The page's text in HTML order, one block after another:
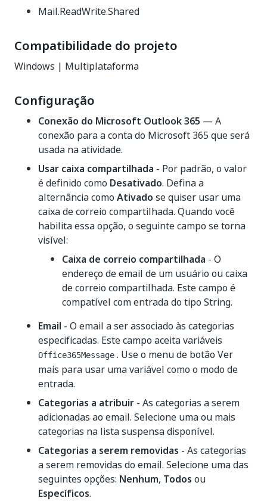
Mail.ReadWrite.Shared
Compatibilidade do projeto
Windows | Multiplataforma
Configuração
Conexão do Microsoft Outlook 365 — A
conexão para a conta do Microsoft 365 que será
usada na atividade.
Usar caixa compartilhada - Por padrão, o valor
é definido como Desativado. Defina a
alternância como Ativado se quiser usar uma
caixa de correio compartilhada. Quando você
habilita essa opção, o seguinte campo se torna
visível:
Caixa de correio compartilhada - O
endereço de email de um usuário ou caixa
de correio compartilhada. Este campo é
compatível com entrada do tipo String.
Email - O email a ser associado às categorias
especificadas. Este campo aceita variáveis
Office365Message . Use o menu de botão Ver
mais para usar uma variável como o modo de
entrada.
Categorias a atribuir - As categorias a serem
adicionadas ao email. Selecione uma ou mais
categorias na lista suspensa disponível.
Categorias a serem removidas - As categorias
a serem removidas do email. Selecione uma das
seguintes opções: Nenhum, Todos ou
Específicos.